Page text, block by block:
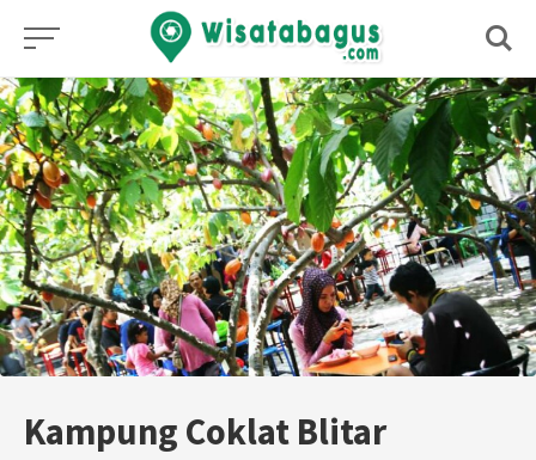
Skip
content
Kampung Coklat Blitar